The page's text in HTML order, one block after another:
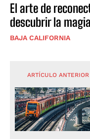
El arte de
descubrir la
BAJA CALIFORNIA
ARTÍCULO ANTERIOR